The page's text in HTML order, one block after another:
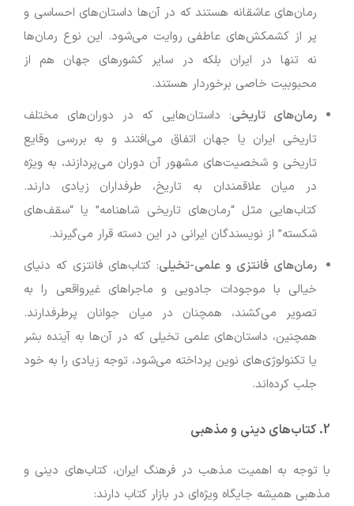
رمان‌های عاشقانه هستند که در آن‌ها داستان‌های احساسی و
پر از کشمکش‌های عاطفی روایت می‌شود. این نوع رمان‌ها
نه تنها در ایران بلکه در سایر کشورهای جهان هم از
محبوبیت خاصی برخوردار هستند.
رمان‌های تاریخی: داستان‌هایی که در دوران‌های مختلف
تاریخی ایران یا جهان اتفاق می‌افتند و به بررسی وقایع
تاریخی و شخصیت‌های مشهور آن دوران می‌پردازند، به ویژه
در میان علاقمندان به تاریخ، طرفداران زیادی دارند.
کتاب‌هایی مثل “رمان‌های تاریخی شاهنامه” یا “سقف‌های
شکسته” از نویسندگان ایرانی در این دسته قرار می‌گیرند.
رمان‌های فانتزی و علمی-تخیلی: کتاب‌های فانتزی که دنیای
خیالی با موجودات جادویی و ماجراهای غیرواقعی را به
تصویر می‌کشند، همچنان در میان جوانان پرطرفدارند.
همچنین، داستان‌های علمی تخیلی که در آن‌ها به آینده بشر
یا تکنولوژی‌های نوین پرداخته می‌شود، توجه زیادی را به خود
جلب کرده‌اند.
2. کتاب‌های دینی و مذهبی
با توجه به اهمیت مذهب در فرهنگ ایران، کتاب‌های دینی و
مذهبی همیشه جایگاه ویژه‌ای در بازار کتاب دارند: